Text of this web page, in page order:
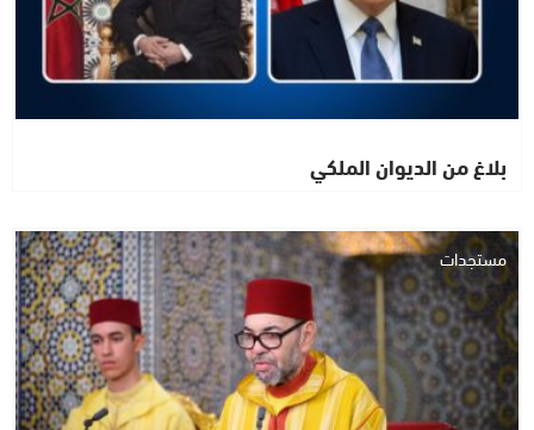
بلاغ من الديوان الملكي
مستجدات